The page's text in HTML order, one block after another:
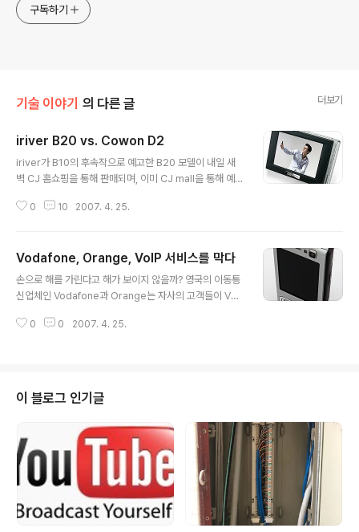
구독하기
기술 이야기 의 다른 글 더보기
iriver B20 vs. Cowon D2
iriver가 B10의 후속작으로 예고한 B20 모델이 내일 새
벽 CJ 홈쇼핑을 통해 판매되며, 이미 CJ mall을 통해 예약
보인다. 이 제품은 여러 가지면에서 지난주 KIS를 통해 살
제품군이다. 오늘은 이곳 저곳에서 레인콤의 iriver B20
출시 보도자료가 눈에 띄었다. 이미 지름신이 강령하신 분
들께는 B20이냐 D2냐를 놓고 고민 중인 것으로 알고 있
자. 중요한 것은 실제 사용 비교가 아니고, 스펙을 기준으로
0 10 2007. 4. 25.
Vodafone, Orange, VoIP 서비스를 막다
손으로 해를 가린다고 해가 보이지 않을까? 영국의 이동통
신업체인 Vodafone과 Orange는 자사의 고객들이 VoI
한하고 나섰다. 이동통신사업자와 핸드폰 제조사는 VoIP
멋진 핸드폰의 조합만이 그들을 환상의 궁합으로만 여겼
다. 그러나 그들 사이를 미묘하게 갈라놓고 있는 것은 다름
아닌 VoIP 기술이다. VoIP는 저렴한 음성통화를 갈망하는
소비자들 사이를 깊숙히 파고들고 있다. 데이터 서비스 매
출을 노리는 이동통신사들은 3G 서비스를 속속 선보이며,
무선인터넷 사용을 권장하고..
0 0 2007. 4. 25.
이 블로그 인기글